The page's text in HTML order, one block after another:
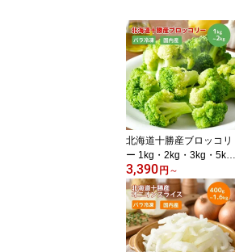
北海道十勝産ブロッコリ
ー 1kg・2kg・3kg・5kg
【在庫有り】【冷凍】冷
凍野菜 国産 お弁当 食材
業務用 冷凍食品 北海道
産 総菜 冷凍おかず おつ
まみ
3,390 円 ～